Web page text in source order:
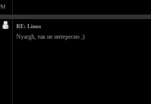
RE: Linux
Nyargh, так не интересно ;)